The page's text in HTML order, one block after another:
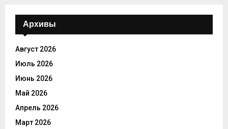
Архивы
Август 2026
Июль 2026
Июнь 2026
Май 2026
Апрель 2026
Март 2026